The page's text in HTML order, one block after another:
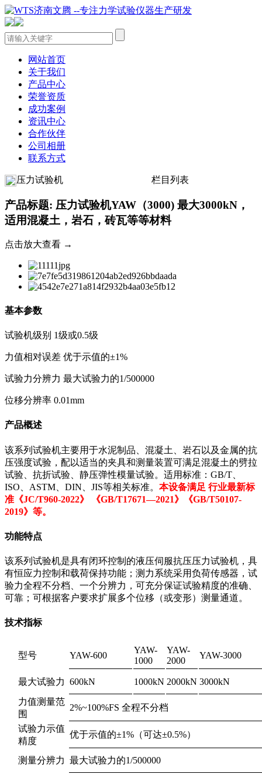
网站首页
关于我们
产品中心
荣誉资质
成功案例
资讯中心
合作伙伴
公司相册
联系方式
压力试验机 栏目列表
产品标题: 压力试验机YAW（3000) 最大3000kN，
适用混凝土，岩石，砖瓦等等材料
点击放大查看 →
基本参数
试验机级别 1级或0.5级
力值相对误差 优于示值的±1%
试验力分辨力 最大试验力的1/500000
位移分辨率 0.01mm
产品概述
该系列试验机主要用于水泥制品、混凝土、岩石以及金属的抗
压强度试验，配以适当的夹具和测量装置可满足混凝土的劈拉
试验、抗折试验、静压弹性模量试验。适用标准：GB/T、
ISO、ASTM、DIN、JIS等相关标准。 本设备满足 行业最新标
准《JC/T960-2022》 《GB/T17671—2021》《GB/T50107-
2019》等。
功能特点
该系列试验机是具有闭环控制的液压伺服抗压压力试验机，具
有恒应力控制和载荷保持功能；测力系统采用负荷传感器，试
验力全程不分档、一个分辨力，可充分保证试验精度的准确、
可靠；可根据客户要求扩展多个位移（或变形）测量通道。
技术指标
型号 YAW-600
YAW-
1000
YAW-
2000
YAW-3000
最大试验力 600kN 1000kN 2000kN 3000kN
力值测量范
围
2%~100%FS 全程不分档
试验力示值
精度
优于示值的±1%（可达±0.5%）
测量分辨力 最大试验力的1/500000